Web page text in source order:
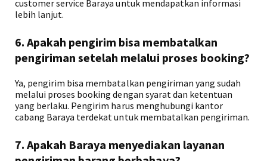
customer service Baraya untuk mendapatkan informasi
lebih lanjut.
6. Apakah pengirim bisa membatalkan
pengiriman setelah melalui proses booking?
Ya, pengirim bisa membatalkan pengiriman yang sudah
melalui proses booking dengan syarat dan ketentuan
yang berlaku. Pengirim harus menghubungi kantor
cabang Baraya terdekat untuk membatalkan pengiriman.
7. Apakah Baraya menyediakan layanan